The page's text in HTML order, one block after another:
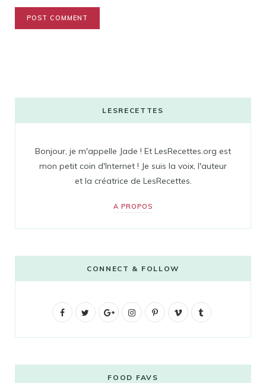
LESRECETTES
Bonjour, je m'appelle Jade ! Et LesRecettes.org est
mon petit coin d'Internet ! Je suis la voix, l'auteur
et la créatrice de LesRecettes.
A PROPOS
CONNECT & FOLLOW
F
G
g
I
t
P
V
FOOD FAVS